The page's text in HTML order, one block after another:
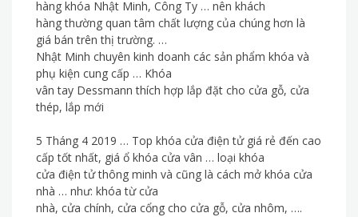
hàng khóa Nhật Minh, Công Ty … nên khách
hàng thường quan tâm chất lượng của chúng hơn là
giá bán trên thị trường. …
Nhật Minh chuyên kinh doanh các sản phẩm khóa và
phụ kiện cung cấp … Khóa
vân tay Dessmann thích hợp lắp đặt cho cửa gỗ, cửa
thép, lắp mới
5 Tháng 4 2019 … Top khóa cửa điện tử giá rẻ đến cao
cấp tốt nhất, giá ổ khóa cửa vân … loại khóa
cửa điện tử thông minh và cũng là cách mở khóa cửa
nhà … như: khóa từ cửa
nhà, cửa chính, cửa cổng cho cửa gỗ, cửa nhôm, ….